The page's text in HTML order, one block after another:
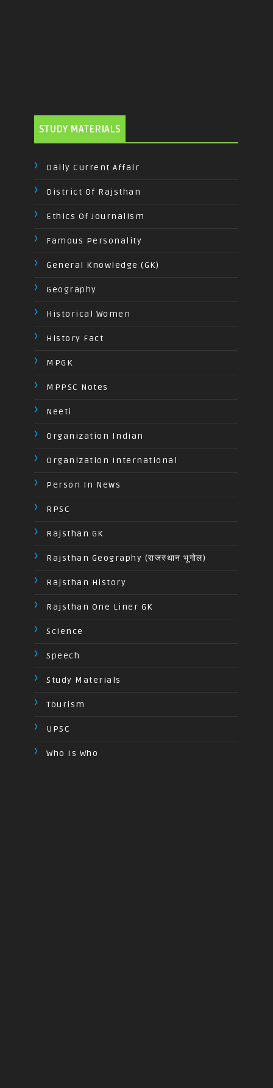
STUDY MATERIALS
Daily Current Affair
District Of Rajsthan
Ethics Of Journalism
Famous Personality
General Knowledge (GK)
Geography
Historical Women
History Fact
MPGK
MPPSC Notes
Neeti
Organization Indian
Organization International
Person In News
RPSC
Rajsthan GK
Rajsthan Geography (राजस्थान भूगोल)
Rajsthan History
Rajsthan One Liner GK
Science
Speech
Study Materials
Tourism
UPSC
Who Is Who